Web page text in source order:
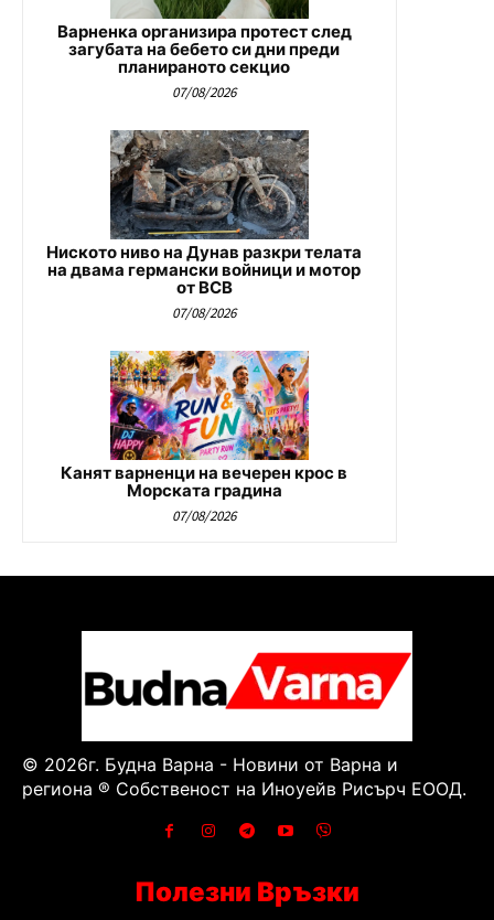
Варненка организира протест след
загубата на бебето си дни преди
планираното секцио
07/08/2026
Ниското ниво на Дунав разкри телата
на двама германски войници и мотор
от ВСВ
07/08/2026
Канят варненци на вечерен крос в
Морската градина
07/08/2026
© 2026г. Будна Варна - Новини от Варна и
региона ® Собственост на Иноуейв Рисърч ЕООД.
Полезни Връзки